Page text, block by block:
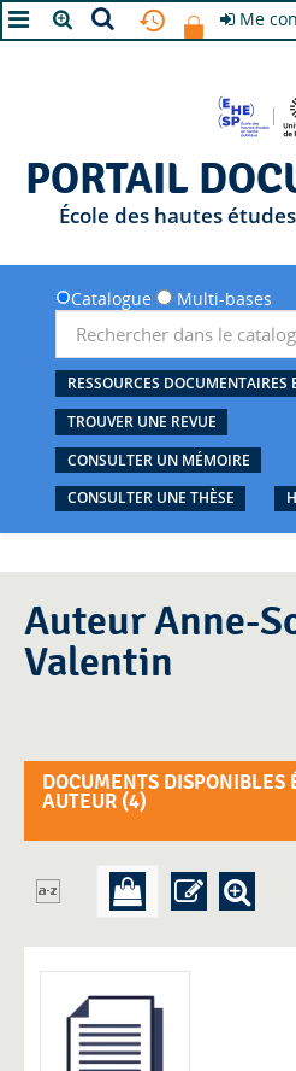
Me
PORTAIL
École des hautes
Catalogue Multi-bases
RESSOURCES DOCUMENTAIRES
TROUVER UNE REVUE
CONSULTER UN MÉMOIRE
CONSULTER UNE THÈSE
Auteur Anne-Sophie
Valentin
DOCUMENTS DISPONIBLES
AUTEUR (4)